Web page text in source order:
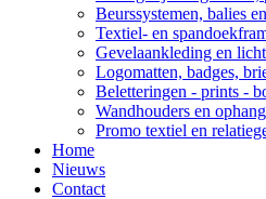
Beurssystemen, balies
Textiel- en
Gevelaankleding en
Logomatten, badges,
Beletteringen - prints -
Wandhouders en
Promo textiel en
Home
Nieuws
Contact